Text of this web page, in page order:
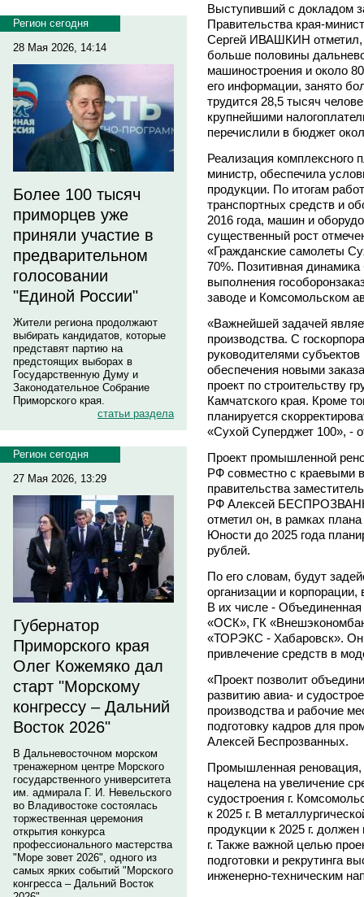
Регион сегодня
28 Мая 2026, 14:14
Более 100 тысяч
приморцев уже
приняли участие в
предварительном
голосовании
"Единой России"
Жители региона продолжают
выбирать кандидатов, которые
представят партию на
предстоящих выборах в
Государственную Думу и
Законодательное Собрание
Приморского края.
статьи раздела
Регион сегодня
27 Мая 2026, 13:29
Губернатор
Приморского края
Олег Кожемяко дал
старт "Морскому
конгрессу – Дальний
Восток 2026"
В Дальневосточном морском
тренажерном центре Морского
государственного университета
им. адмирала Г. И. Невельского
во Владивостоке состоялась
торжественная церемония
открытия конкурса
профессионального мастерства
"Море зовет 2026", одного из
самых ярких событий "Морского
конгресса – Дальний Восток
Выступивший с докладом
Правительства края-
Сергей ИВАШКИН отметил,
больше половины
машиностроения и около
его информации, занято
трудится 28,5 тысяч
крупнейшими
перечислили в бюджет
Реализация комплексного
министр, обеспечила
продукции. По итогам
транспортных средств и
2016 года, машин и
существенный рост
«Гражданские самолеты
70%. Позитивная
выполнения
заводе и Комсомольском
«Важнейшей задачей
производства. С
руководителями
обеспечения новыми
проект по строительству
Камчатского края. Кроме
планируется
«Сухой Суперджет 100», -
Проект промышленной
РФ совместно с краевыми
правительства
РФ Алексей
отметил он, в рамках
Юности до 2025 года
рублей.
По его словам, будут
организации и
В их числе -
«ОСК», ГК
«ТОРЭКС - Хабаровск». Они
привлечение средств в
«Проект позволит
развитию авиа- и
производства и рабочие
подготовку кадров для
Алексей Беспрозванных.
Промышленная реновация,
нацелена на увеличение
судостроения г.
к 2025 г. В
продукции к 2025 г.
г. Также важной целью
подготовки и рекрутинга
инженерно-техническим